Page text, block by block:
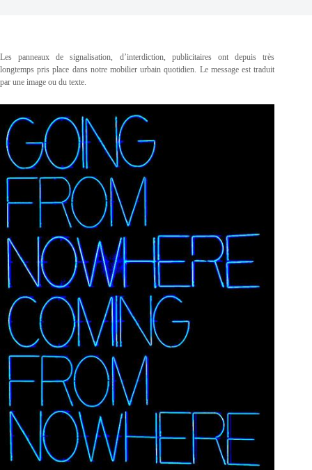
Les panneaux de signalisation, d’interdiction, publicitaires ont depuis très
longtemps pris place dans notre mobilier urbain quotidien. Le message est traduit
par une image ou du texte.